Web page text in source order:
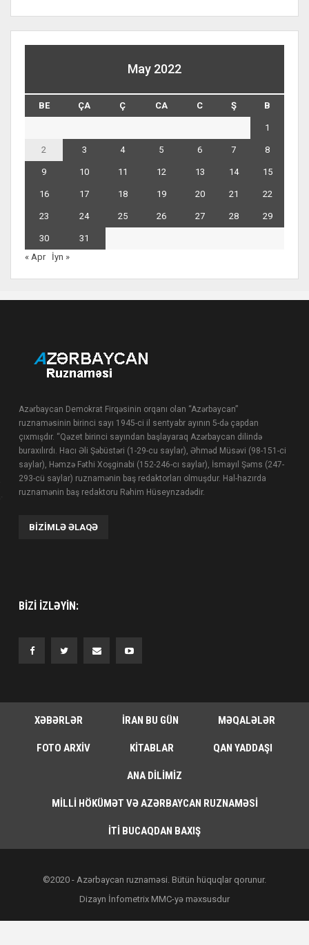
May 2022
BE ÇA Ç CA C Ş B
1
2 3 4 5 6 7 8
9 10 11 12 13 14 15
16 17 18 19 20 21 22
23 24 25 26 27 28 29
30
31
« Apr
İyn »
Azərbaycan Demokrat Firqəsinin orqanı olan “Azərbaycan”
ruznaməsinin birinci sayı 1945-ci il sentyabr ayının 5-də çapdan
çıxmışdır. “Qəzet birinci sayından başlayaraq Azərbaycan dilində
buraxılırdı. Hacı Əli Şəbüstəri (1-29-cu saylar), Əhməd Müsəvi (98-151-ci
saylar), Həmzə Fəthi Xoşginabi (152-246-cı saylar), İsmayıl Şəms (247-
293-cü saylar) ruznamənin baş redaktorları olmuşdur. Hal-hazırda
ruznamənin baş redaktoru Rəhim Hüseynzadədir.
BIZIMLƏ ƏLAQƏ
BIZI IZLƏYIN:
XƏBƏRLƏR İRAN BU GÜN MƏQALƏLƏR
FOTO ARXIV KITABLAR QAN YADDAŞI
ANA DILIMIZ
MILLI HÖKÜMƏT VƏ AZƏRBAYCAN RUZNAMƏSI
İTI BUCAQDAN BAXIŞ
©2020 - Azərbaycan ruznaməsi. Bütün hüquqlar qorunur.
Dizayn İnfometrix MMC-yə məxsusdur